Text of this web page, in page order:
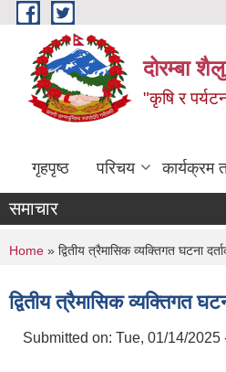
Skip to main content
दोरम्बा
"कृषि र
गृहपृष्ठ परिचय कार्यक्रम
समाचार
You are here
Home » द्वितीय त्रैमासिक व्यक्तिगत घटना
द्वितीय त्रैमासिक व्यक्तिगत
Submitted on: Tue, 01/14/2025